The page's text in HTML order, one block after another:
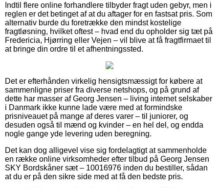
Indtil flere online forhandlere tilbyder fragt uden gebyr, men i
reglen er det betinget af at du aftager for en fastsat pris. Som
alternativ burde du foretrække den mindst kostelige
fragtløsning, hvilket oftest – hvad end du opholder sig tæt på
Fredericia, Hjørring eller Vejen – vil blive at få fragtfirmaet til
at bringe din ordre til et afhentningssted.
Det er efterhånden virkelig hensigtsmæssigt for købere at
sammenligne priser fra diverse netshops, og på grund af
dette har masser af Georg Jensen – living internet selskaber
i Danmark ikke kunne lade være med at formindske
prisniveauet på mange af deres varer – til juniorer, og
desuden også til mænd og kvinder – en hel del, og endda
nogle gange yde levering uden beregning.
Det kan dog alligevel vise sig fordelagtigt at sammenholde
en række online virksomheder efter tilbud på Georg Jensen
SKY Bordskåner sæt – 10016976 inden du bestiller, sådan
at du er på den sikre side med at få den bedste pris.